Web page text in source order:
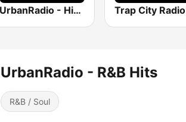
UrbanRadio - Hip Hop & RnB Trap City Radio
UrbanRadio - R&B Hits
R&B / Soul